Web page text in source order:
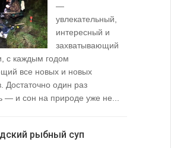
—
увлекательный,
интересный и
захватывающий
с каждым годом
все новых и новых
Достаточно один раз
— и сон на природе уже не...
рыбный суп